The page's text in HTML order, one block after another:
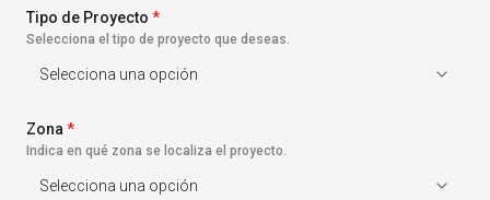
n
i
o
1
Tipo de Proyecto *
Selecciona el tipo de proyecto que deseas.
Zona *
Indica en qué zona se localiza el proyecto.